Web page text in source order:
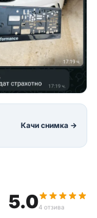
Качи снимка →
5.04 отзива